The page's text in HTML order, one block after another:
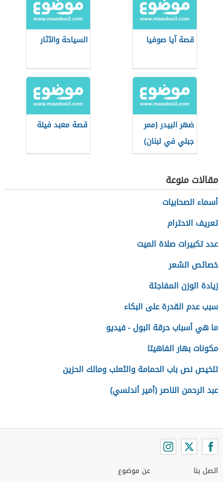
قصة آيا صوفيا السياحة والآثار
ضهر البيدر (ممر
جبلي في لبنان)
قصة معبد فيلة
مقالات منوعة
أسماء الصحابيات
تعريف الاحترام
عدد تكبيرات صلاة الميت
خصائص الشعر
زيادة الوزن المفاجئة
سبب عدم القدرة على البكاء
ما هي أسباب حرقة البول - فيديو
مكونات بهار الفاهيتا
تلخيص نص باب الحمامة والثعلب ومالك الحزين
عبد الرحمن الناصر (أمير أندلسي)
اتصل بنا عن موضوع